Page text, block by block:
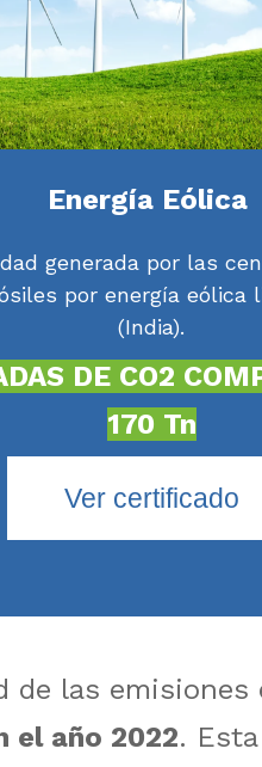
Energía Eólica
generada por las
por energía eólica
(India).
DE CO2
170 Tn
Ver certificado
las emisiones
el año 2022.